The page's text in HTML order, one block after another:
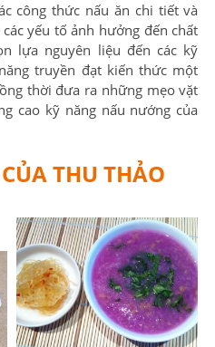
công thức nấu ăn chi tiết và
yếu tố ảnh hưởng đến chất
lựa nguyên liệu đến các kỹ
truyền đạt kiến thức một
thời đưa ra những mẹo vặt
cao kỹ năng nấu nướng của
THU THẢO